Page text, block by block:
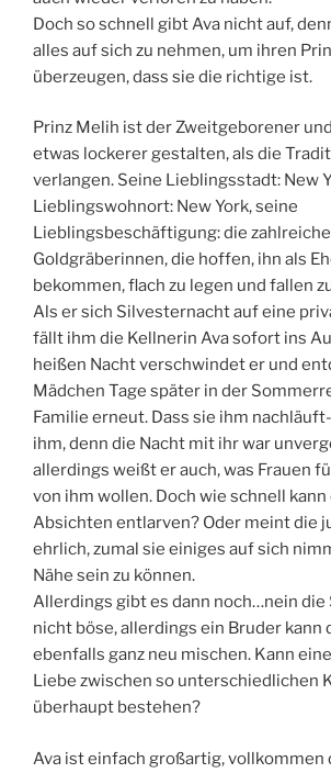
Doch so schnell gibt Ava nicht auf,
alles auf sich zu nehmen, um ihren
überzeugen, dass sie die richtige ist.
Prinz Melih ist der Zweitgeborener
etwas lockerer gestalten, als die
verlangen. Seine Lieblingsstadt: New
Lieblingswohnort: New York, seine
Lieblingsbeschäftigung: die
Goldgräberinnen, die hoffen, ihn als
bekommen, flach zu legen und fallen
Als er sich Silvesternacht auf eine
fällt ihm die Kellnerin Ava sofort ins
heißen Nacht verschwindet er und
Mädchen Tage später in der
Familie erneut. Dass sie ihm
ihm, denn die Nacht mit ihr war
allerdings weißt er auch, was Frauen
von ihm wollen. Doch wie schnell
Absichten entlarven? Oder meint die
ehrlich, zumal sie einiges auf sich
Nähe sein zu können.
Allerdings gibt es dann noch…nein
nicht böse, allerdings ein Bruder kann
ebenfalls ganz neu mischen. Kann
Liebe zwischen so unterschiedlichen
überhaupt bestehen?
Ava ist einfach großartig, vollkommen